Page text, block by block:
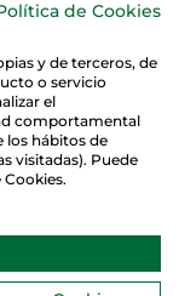
Torrelodones.
Web
de Cookies
y de terceros, de
o servicio
el
comportamental
los hábitos de
visitadas). Puede